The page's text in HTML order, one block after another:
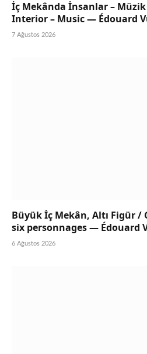
İç Mekânda İnsanlar –
Interior – Music — Édouard
7 Ağustos 2026
Büyük İç Mekân, Altı Figür
six personnages — Édouard
6 Ağustos 2026